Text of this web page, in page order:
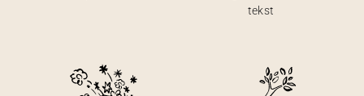
tekst